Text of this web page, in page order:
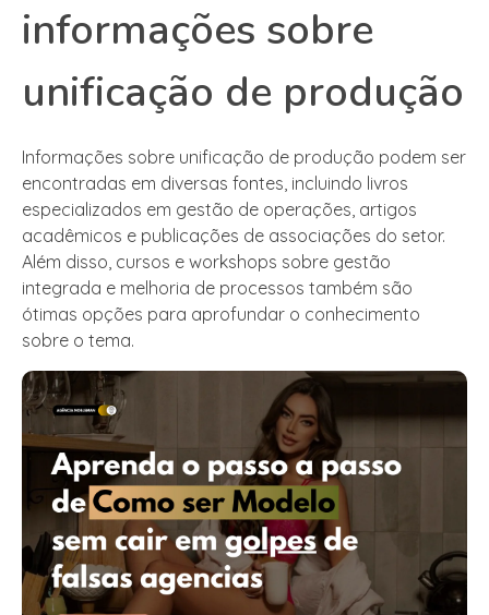
informações sobre
unificação de produção
Informações sobre unificação de produção podem ser
encontradas em diversas fontes, incluindo livros
especializados em gestão de operações, artigos
acadêmicos e publicações de associações do setor.
Além disso, cursos e workshops sobre gestão
integrada e melhoria de processos também são
ótimas opções para aprofundar o conhecimento
sobre o tema.